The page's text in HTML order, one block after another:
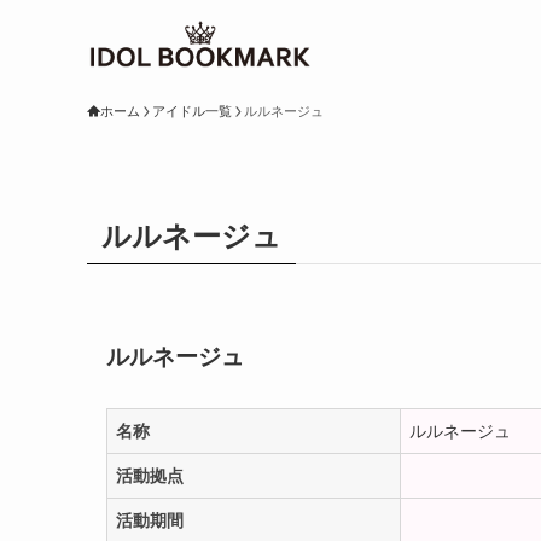
ホーム アイドル一覧 ルルネージュ
ルルネージュ
ルルネージュ
名称 ルルネージュ
活動拠点
活動期間